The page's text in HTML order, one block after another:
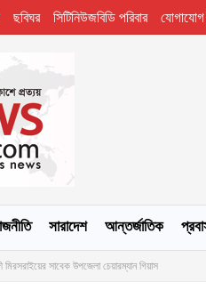
ছবিঘর সিটিনিউজবিডি পরিবার যোগাযোগ
সারাদেশ আন্তর্জাতিক
মিরসরাইয়ের সাবেক উপজেলা চেয়ারম্যান গিয়াস